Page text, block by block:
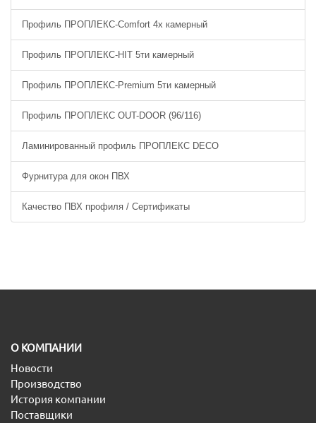
Профиль ПРОПЛЕКС-Comfort 4х камерный
Профиль ПРОПЛЕКС-HIT 5ти камерный
Профиль ПРОПЛЕКС-Premium 5ти камерный
Профиль ПРОПЛЕКС OUT-DOOR (96/116)
Ламинированный профиль ПРОПЛЕКС DECO
Фурнитура для окон ПВХ
Качество ПВХ профиля / Сертификаты
O КОМПАНИИ
Новости
Производство
История компании
Поставщики